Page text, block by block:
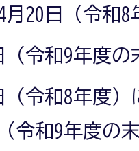
月20日（令和
（令和9年度
（令和8年度
令和9年度の